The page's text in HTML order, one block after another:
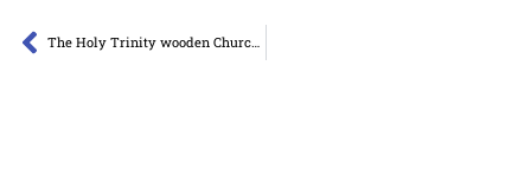
The Holy Trinity wooden Church of Agârbiciu